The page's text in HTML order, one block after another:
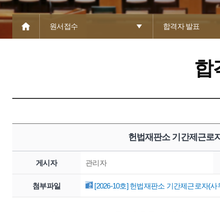
원서접수 합격자 발표
합
헌법재판소 기간제근로
게시자 관리자
첨부파일 [2026-10호] 헌법재판소 기간제근로자(